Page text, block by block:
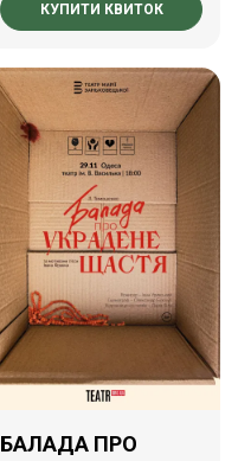
КУПИТИ КВИТОК
БАЛАДА ПРО